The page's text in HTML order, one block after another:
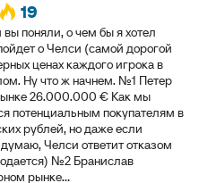
19
поняли, о чем бы я хотел
о Челси (самой дорогой
ценах каждого игрока в
Ну что ж начнем. №1 Петер
26.000.000 € Как мы
потенциальным покупателям в
рублей, но даже если
Челси ответит отказом
№2 Бранислав
рынке...